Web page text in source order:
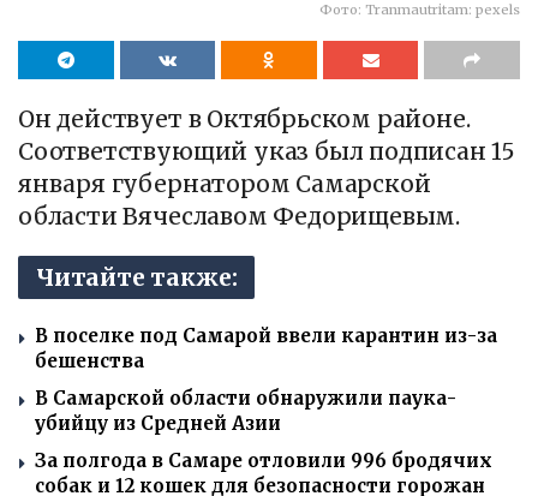
Фото: Tranmautritam: pexels
Он действует в Октябрьском районе.
Соответствующий указ был подписан 15
января губернатором Самарской
области Вячеславом Федорищевым.
Читайте также:
В поселке под Самарой ввели карантин из-за
бешенства
В Самарской области обнаружили паука-
убийцу из Средней Азии
За полгода в Самаре отловили 996 бродячих
собак и 12 кошек для безопасности горожан